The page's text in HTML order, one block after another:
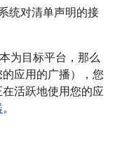
统对清单声明的接
为目标平台，那么
应用的广播），您
活跃地使用您的应
。